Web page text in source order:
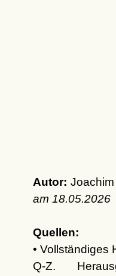
Autor:
am 18.05.2026
Quellen:
• Vollständiges
Q-Z.